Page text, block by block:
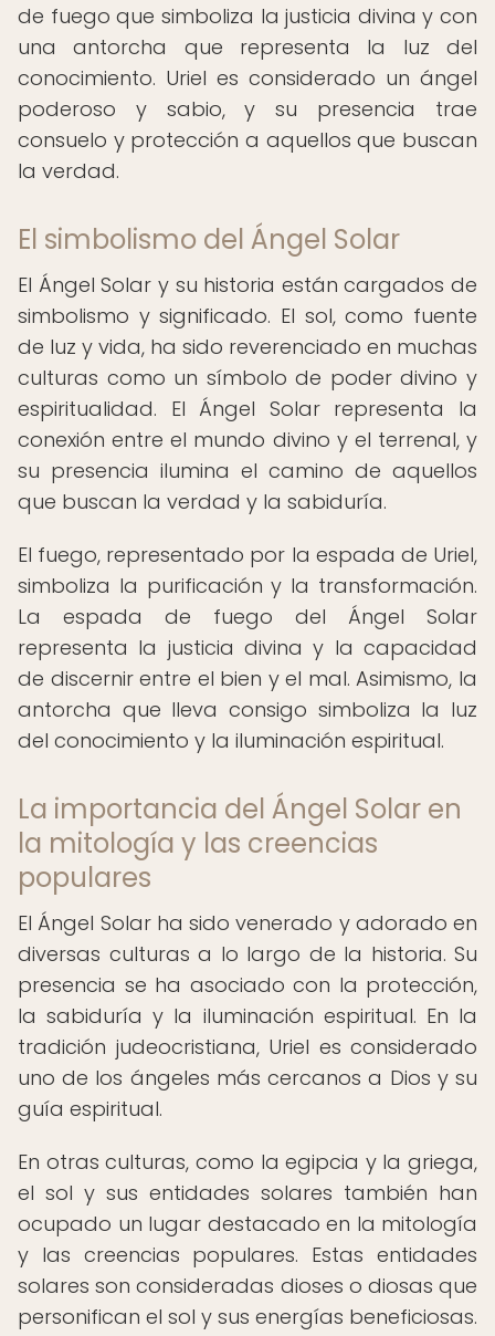
de fuego que simboliza la justicia divina y con
una antorcha que representa la luz del
conocimiento. Uriel es considerado un ángel
poderoso y sabio, y su presencia trae
consuelo y protección a aquellos que buscan
la verdad.
El simbolismo del Ángel Solar
El Ángel Solar y su historia están cargados de
simbolismo y significado. El sol, como fuente
de luz y vida, ha sido reverenciado en muchas
culturas como un símbolo de poder divino y
espiritualidad. El Ángel Solar representa la
conexión entre el mundo divino y el terrenal, y
su presencia ilumina el camino de aquellos
que buscan la verdad y la sabiduría.
El fuego, representado por la espada de Uriel,
simboliza la purificación y la transformación.
La espada de fuego del Ángel Solar
representa la justicia divina y la capacidad
de discernir entre el bien y el mal. Asimismo, la
antorcha que lleva consigo simboliza la luz
del conocimiento y la iluminación espiritual.
La importancia del Ángel Solar en
la mitología y las creencias
populares
El Ángel Solar ha sido venerado y adorado en
diversas culturas a lo largo de la historia. Su
presencia se ha asociado con la protección,
la sabiduría y la iluminación espiritual. En la
tradición judeocristiana, Uriel es considerado
uno de los ángeles más cercanos a Dios y su
guía espiritual.
En otras culturas, como la egipcia y la griega,
el sol y sus entidades solares también han
ocupado un lugar destacado en la mitología
y las creencias populares. Estas entidades
solares son consideradas dioses o diosas que
personifican el sol y sus energías beneficiosas.